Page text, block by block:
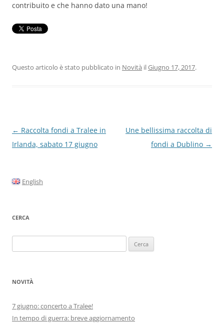
contribuito e che hanno dato una mano!
Questo articolo è stato pubblicato in Novità ilGiugno 17, 2017.
Navigazione
articolo
← Raccolta fondi a Tralee in
Irlanda, sabato 17 giugno
Une bellissima raccolta di
fondi a Dublino →
English
CERCA
per:
NOVITÀ
7 giugno: concerto a Tralee!
In tempo di guerra: breve aggiornamento